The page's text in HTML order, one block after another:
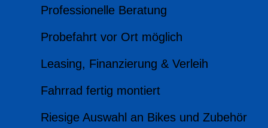
Professionelle Beratung
Probefahrt vor Ort möglich
Leasing, Finanzierung & Verleih
Fahrrad fertig montiert
Riesige Auswahl an Bikes und Zubehör